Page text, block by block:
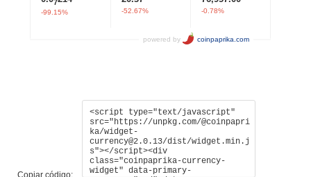
Copiar código: